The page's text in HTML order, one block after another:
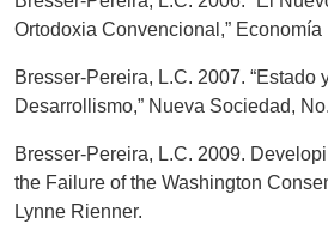
Ortodoxia Convencional,”
Bresser-Pereira, L.C. 2007. “Estado
Desarrollismo,” Nueva Sociedad,
Bresser-Pereira, L.C. 2009.
the Failure of the Washington
Lynne Rienner.